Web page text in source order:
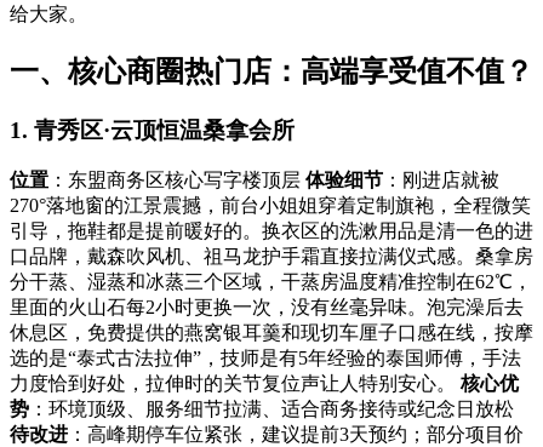
给大家。
一、核心商圈热门店：高端享受值不值？
1. 青秀区·云顶恒温桑拿会所
位置 ：东盟商务区核心写字楼顶层 体验细节 ：刚进店就被
270°落地窗的江景震撼，前台小姐姐穿着定制旗袍，全程微笑
引导，拖鞋都是提前暖好的。换衣区的洗漱用品是清一色的进
口品牌，戴森吹风机、祖马龙护手霜直接拉满仪式感。桑拿房
分干蒸、湿蒸和冰蒸三个区域，干蒸房温度精准控制在62℃，
里面的火山石每2小时更换一次，没有丝毫异味。泡完澡后去
休息区，免费提供的燕窝银耳羹和现切车厘子口感在线，按摩
选的是“泰式古法拉伸”，技师是有5年经验的泰国师傅，手法
力度恰到好处，拉伸时的关节复位声让人特别安心。 核心优
势 ：环境顶级、服务细节拉满、适合商务接待或纪念日放松
待改进 ：高峰期停车位紧张，建议提前3天预约；部分项目价